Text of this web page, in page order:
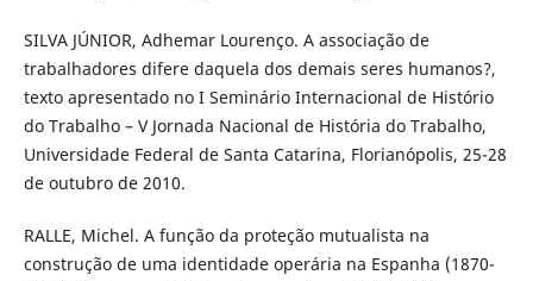
SILVA JÚNIOR, Adhemar Lourenço. A associação de
trabalhadores difere daquela dos demais seres humanos?,
texto apresentado no I Seminário Internacional de Histório
do Trabalho – V Jornada Nacional de História do Trabalho,
Universidade Federal de Santa Catarina, Florianópolis, 25-28
de outubro de 2010.
RALLE, Michel. A função da proteção mutualista na
construção de uma identidade operária na Espanha (1870-